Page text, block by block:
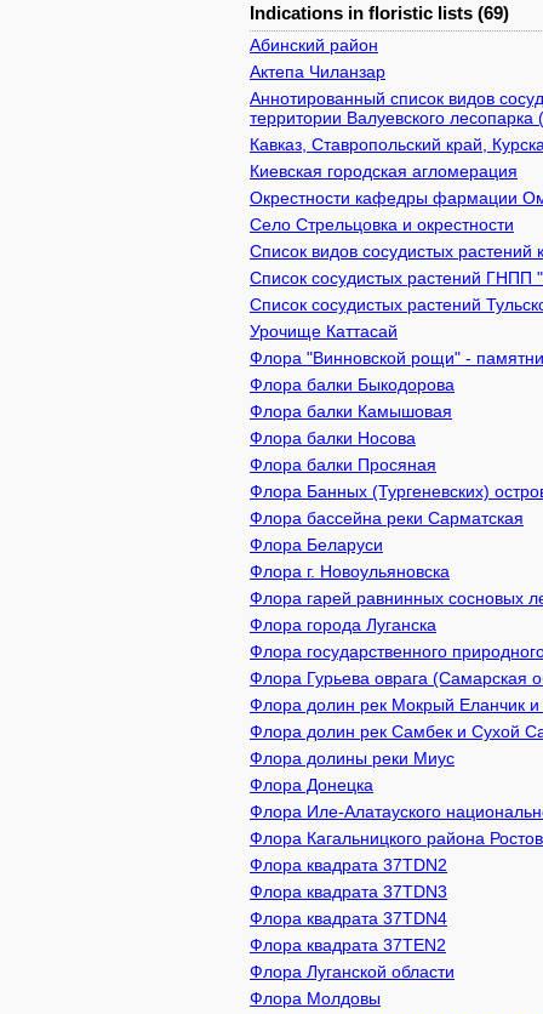
Indications in floristic lists (69)
Абинский район
Актепа Чиланзар
Аннотированный список видов
территории Валуевского
Кавказ, Ставропольский край,
Киевcкая городская агломерация
Окрестности кафедры фармации
Село Стрельцовка и окрестности
Список видов сосудистых
Список сосудистых растений ГНПП
Список сосудистых растений
Урочище Каттасай
Флора "Винновской рощи" -
Флора балки Быкодорова
Флора балки Камышовая
Флора балки Носова
Флора балки Просяная
Флора Банных (Тургеневских)
Флора бассейна реки Сарматская
Флора Беларуси
Флора г. Новоульяновска
Флора гарей равнинных сосновых
Флора города Луганска
Флора государственного
Флора Гурьева оврага (Самарская
Флора долин рек Мокрый Еланчик и
Флора долин рек Самбек и Сухой
Флора долины реки Миус
Флора Донецка
Флора Иле-Алатауского
Флора Кагальницкого района
Флора квадрата 37TDN2
Флора квадрата 37TDN3
Флора квадрата 37TDN4
Флора квадрата 37TEN2
Флора Луганской области
Флора Молдовы